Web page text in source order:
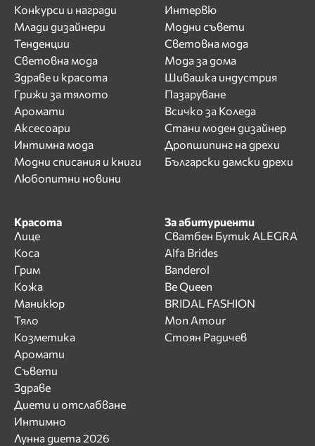
Конкурси и награди
Млади дизайнери
Тенденции
Световна мода
Здраве и красота
Грижи за тялото
Аромати
Аксесоари
Интимна мода
Модни списания и книги
Любопитни новини
Интервю
Модни съвети
Световна мода
Мода за дома
Шивашка индустрия
Пазаруване
Всичко за Коледа
Стани моден дизайнер
Дропшипинг на дрехи
Български дамски дрехи
Красота
Лице
Коса
Грим
Кожа
Маникюр
Тяло
Козметика
Аромати
Съвети
Здраве
Диети и отслабване
Интимно
Лунна диета 2026
За абитуриенти
Сватбен Бутик ALEGRA
Alfa Brides
Banderol
Be Queen
BRIDAL FASHION
Mon Amour
Стоян Радичев